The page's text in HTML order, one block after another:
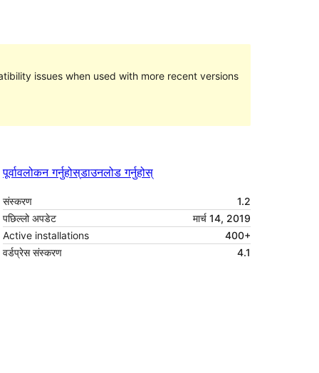
issues when used with more recent versions
पूर्वावलोकन गर्नुहोस्डाउनलोड गर्नुहोस्
संस्करण
1.2
पछिल्लो अपडेट
मार्च 14, 2019
Active installations
400+
वर्डप्रेस संस्करण
4.1